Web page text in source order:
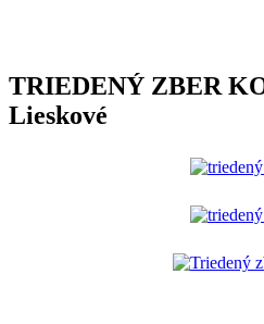
TRIEDENÝ ZBER
Lieskové